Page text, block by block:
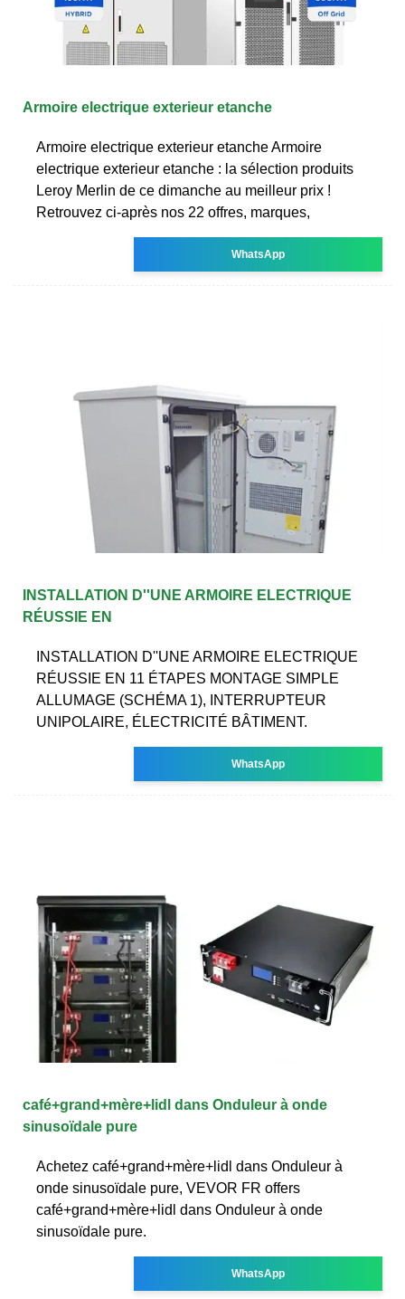
Armoire electrique exterieur etanche
Armoire electrique exterieur etanche Armoire
electrique exterieur etanche : la sélection produits
Leroy Merlin de ce dimanche au meilleur prix !
Retrouvez ci-après nos 22 offres, marques,
WhatsApp
INSTALLATION D''UNE ARMOIRE ELECTRIQUE
RÉUSSIE EN
INSTALLATION D''UNE ARMOIRE ELECTRIQUE
RÉUSSIE EN 11 ÉTAPES MONTAGE SIMPLE
ALLUMAGE (SCHÉMA 1), INTERRUPTEUR
UNIPOLAIRE, ÉLECTRICITÉ BÂTIMENT.
WhatsApp
café+grand+mère+lidl dans Onduleur à onde
sinusoïdale pure
Achetez café+grand+mère+lidl dans Onduleur à
onde sinusoïdale pure, VEVOR FR offers
café+grand+mère+lidl dans Onduleur à onde
sinusoïdale pure.
WhatsApp